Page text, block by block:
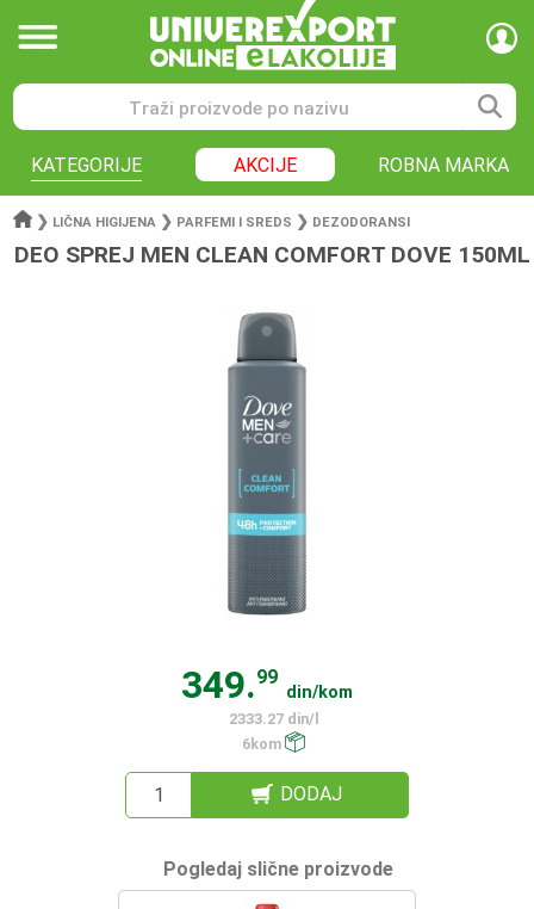
KATEGORIJE AKCIJE ROBNA MARKA
❯ LIČNA HIGIJENA ❯ PARFEMI I SREDS ❯ DEZODORANSI
DEO SPREJ MEN CLEAN COMFORT DOVE 150ML
349.99
din/kom
2333.27 din/l
6kom
DODAJ
Pogledaj slične proizvode